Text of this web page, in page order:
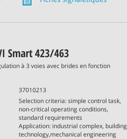
Smart 423/463
à 3 voies avec brides en fonction
37010213
Selection criteria: simple control task,
non-critical operating conditions,
standard requirements
Application: industrial complex, building
technology,mechanical engineering